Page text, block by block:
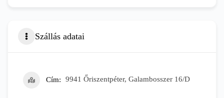
Szállás adatai
Cím 9941 Őriszentpéter, Galambosszer 16/D